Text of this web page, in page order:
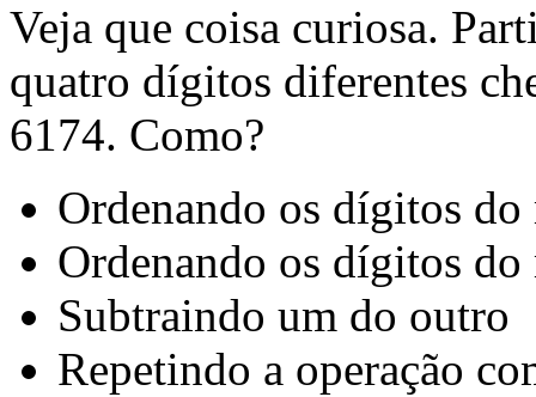
Veja que coisa curiosa.
quatro dígitos diferentes
6174. Como?
Ordenando os dígitos
Ordenando os dígitos
Subtraindo um do outro
Repetindo a operação